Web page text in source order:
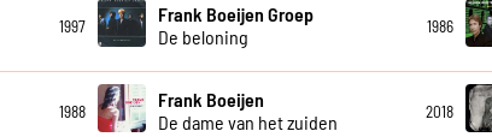
1997
Frank Boeijen Groep
De beloning
1986
1988
Frank Boeijen
De dame van het zuiden
2018